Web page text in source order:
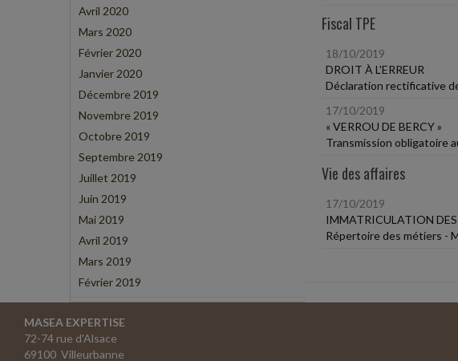
Avril 2020
Mars 2020
Février 2020
Janvier 2020
Décembre 2019
Novembre 2019
Octobre 2019
Septembre 2019
Juillet 2019
Juin 2019
Mai 2019
Avril 2019
Mars 2019
Février 2019
Fiscal TPE
18/10/2019
DROIT À L'ERREUR
Déclaration rectificative
17/10/2019
« VERROU DE BERCY »
Transmission obligatoire
Vie des affaires
17/10/2019
IMMATRICULATION DES
Répertoire des métiers -
MASEA EXPERTISE
72-74 rue d'Alsace
69100 Villeurbanne